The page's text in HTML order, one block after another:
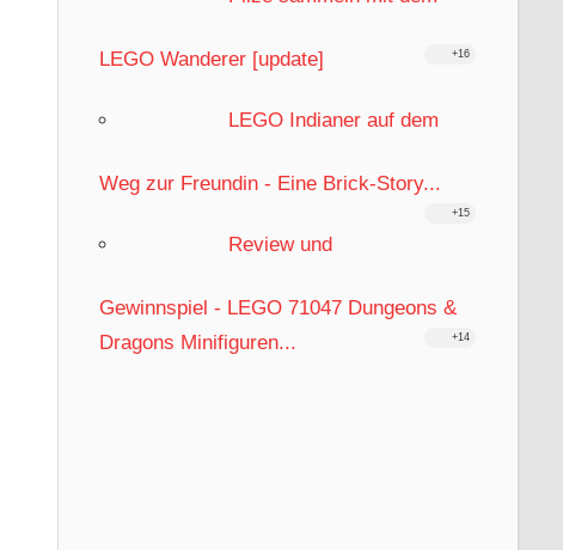
LEGO Wanderer [update] +16
LEGO Indianer auf dem
Weg zur Freundin - Eine Brick-Story...
+15
Review und
Gewinnspiel - LEGO 71047 Dungeons &
Dragons Minifiguren...
+14